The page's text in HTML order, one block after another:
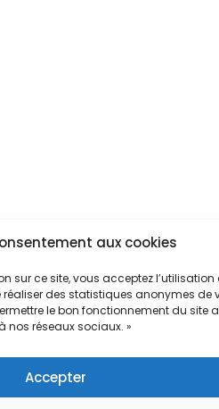
aux cookies
sur ce site, vous acceptez l’utilisation
des statistiques anonymes de
le bon fonctionnement du site
nos réseaux sociaux. »
Accepter